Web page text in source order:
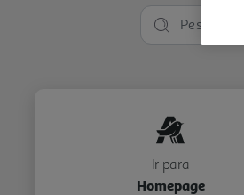
Ir para
Homepage